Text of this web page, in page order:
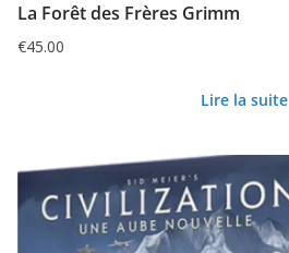
La Forêt des Frères Grimm
€45.00
Lire la suite